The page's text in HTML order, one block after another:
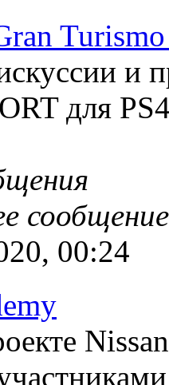
Turismo
и
для
сообщение
00:24